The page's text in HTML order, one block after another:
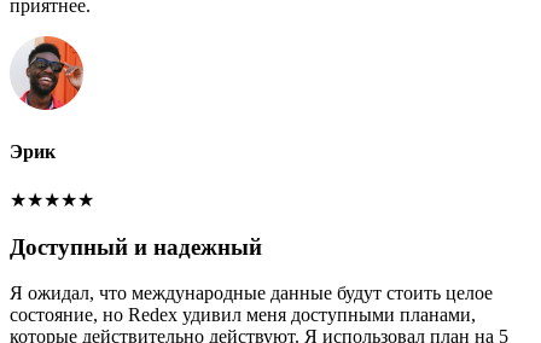
приятнее.
Эрик
★★★★★
Доступный и надежный
Я ожидал, что международные данные будут стоить целое
состояние, но Redex удивил меня доступными планами,
которые действительно действуют. Я использовал план на 5